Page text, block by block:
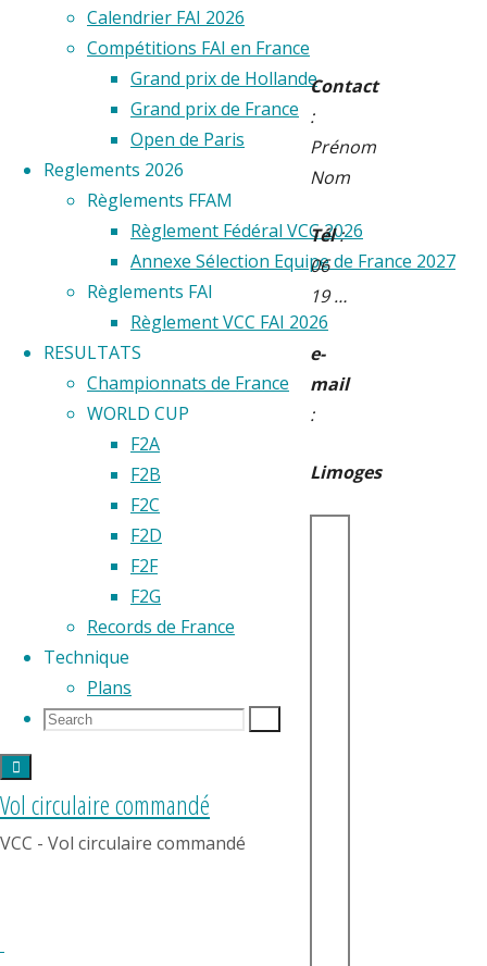
Calendrier FAI 2026
Compétitions FAI en France
Grand prix de Hollande
Grand prix de France
Open de Paris
Reglements 2026
Règlements FFAM
Règlement Fédéral VCC 2026
Annexe Sélection Equipe de France 2027
Règlements FAI
Règlement VCC FAI 2026
RESULTATS
Championnats de France
WORLD CUP
F2A
F2B
F2C
F2D
F2F
F2G
Records de France
Technique
Plans
Search
Search
Vol circulaire commandé
VCC - Vol circulaire commandé
Contact
:
Prénom
Nom
Tél:
06
19 …
e-
mail
:
Limoges